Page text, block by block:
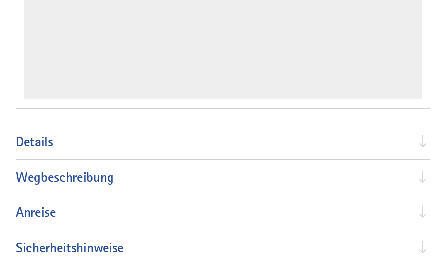
Details
Wegbeschreibung
Anreise
Sicherheitshinweise